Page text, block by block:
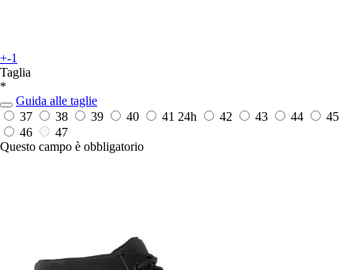
+-1
Taglia
*
Guida alle taglie
37
38 39 40 41 24h 42 43 44
45
46
47
Questo campo è obbligatorio